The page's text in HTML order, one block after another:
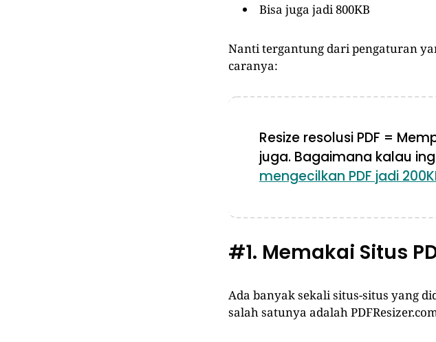
Bisa juga jadi 800KB
Nanti tergantung dari pengaturan
caranya:
Resize resolusi PDF =
juga. Bagaimana kalau
mengecilkan PDF jadi
#1. Memakai Situs
Ada banyak sekali situs-situs yang
salah satunya adalah